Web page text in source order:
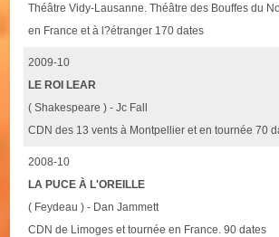
Théâtre Vidy-Lausanne. Théâtre des Bouffes du
en France et à l?étranger 170 dates
2009-10
LE ROI LEAR
( Shakespeare ) - Jc Fall
CDN des 13 vents à Montpellier et en tournée 70
2008-10
LA PUCE À L'OREILLE
( Feydeau ) - Dan Jammett
CDN de Limoges et tournée en France. 90 dates